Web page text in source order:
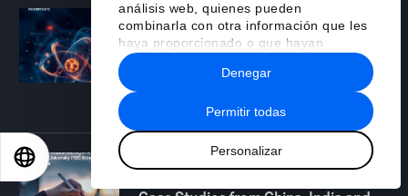
análisis web, quienes pueden
combinarla con otra información que les
haya proporcionado o que hayan
recopilado a partir del uso que haya
hecho de sus servicios.
Permitir todas
Personalizar
Denegar
TRANSICIÓN ENERGÉTICA
A Collaborative Framework for
Accelerating Advanced Nuclear and
Small Modular Reactor Deployment
7 de noviembre de 2024
SISTEMAS FINANCIEROS Y MONETARIOS
EN